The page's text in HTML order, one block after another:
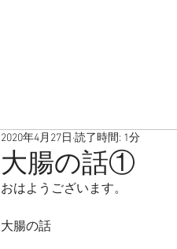
大腸の話①
2020年4月27日 読了時間: 1分
おはようございます。
大腸の話